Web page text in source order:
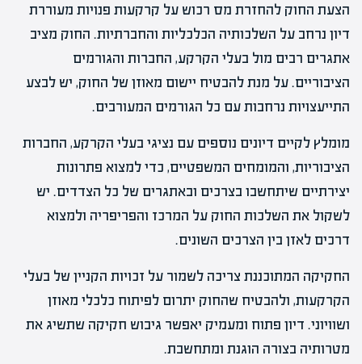
הצעת החוק להחזרת מס רכוש על קרקעות פנויות מעוררת
דיון נרחב על השלכותיה הכלכליות והחברתיות. החוק מציב
אתגרים רבים מול בעלי הקרקע, החברות והגורמים
הציבוריים. על מנת להבטיח יישום מאוזן של החוק, יש לבצע
התייעצויות נרחבות עם כל הגורמים המעורבים.
מומלץ לקיים דיונים נוספים עם נציגי בעלי הקרקע, החברות
הציבוריות, והמומחים המשפטיים, כדי למצוא פתרונות
יצירתיים שיתחשבו בצרכים ובאתגרים של כל הצדדים. יש
לשקול את השלכות החוק על המרכז והפריפריה ולמצוא
דרכים לאזן בין הצרכים השונים.
החקיקה המתוכננת צריכה לשמור על זכויות הקניין של בעלי
הקרקעות, ולהבטיח שהחוק יתרום לפיתוח כלכלי מאוזן
ושוויוני. דיון פתוח ומעמיק יאפשר גיבוש חקיקה שתשיג את
מטרותיה בצורה הוגנת ומתחשבת.